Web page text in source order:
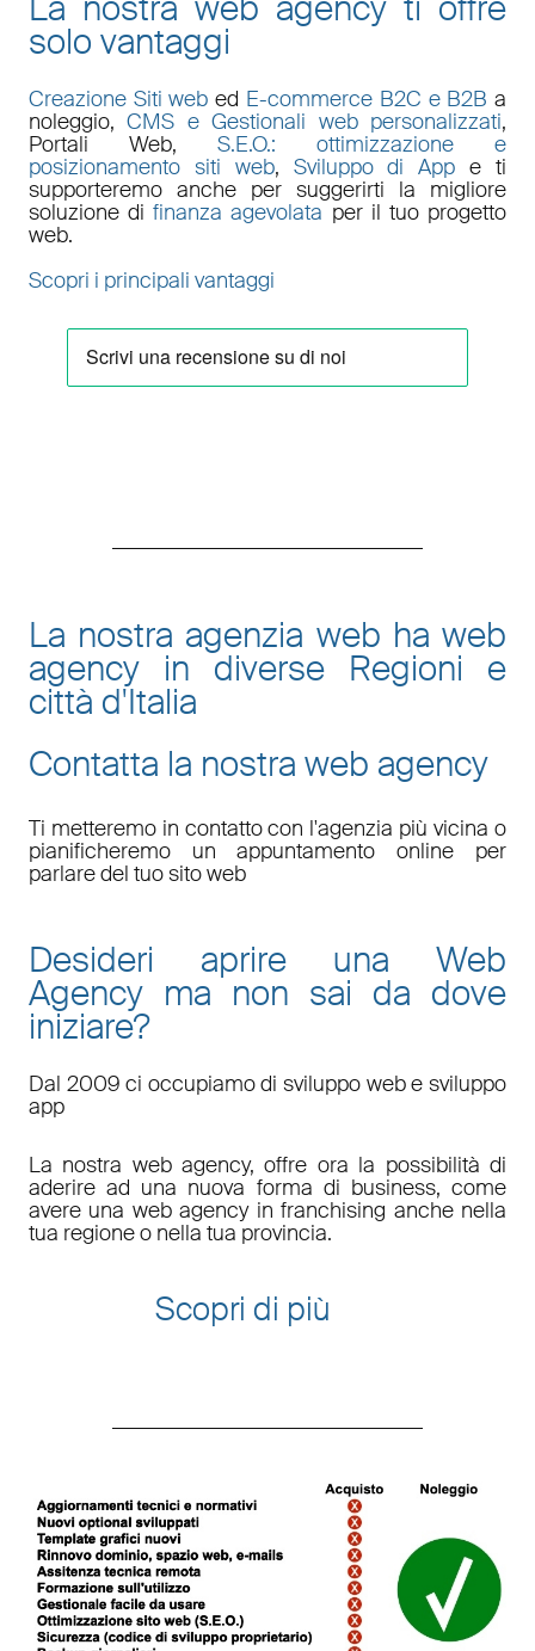
solo vantaggi
Creazione Siti web ed E-commerce B2C e B2B a
noleggio,CMS e Gestionali web personalizzati,
Portali Web,S.E.O.: ottimizzazione e
posizionamento siti web, Sviluppo di App e ti
supporteremo anche per suggerirti la migliore
soluzione difinanza agevolata per il tuo progetto
web.
Scopri i principali vantaggi
La nostra agenzia web ha web
agency in diverse Regioni e
città d'Italia
Contatta la nostra web agency
Ti metteremo in contatto con l'agenzia più vicina o
pianificheremo un appuntamento online per
parlare del tuo sito web
Desideri aprire una Web
Agency ma non sai da dove
iniziare?
Dal 2009 ci occupiamo di sviluppo web e sviluppo
app
La nostra web agency, offre ora la possibilità di
aderire ad una nuova forma di business, come
avere una web agency in franchising anche nella
tua regione o nella tua provincia.
Scopri di più